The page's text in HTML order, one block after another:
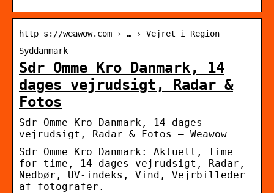
http s://weawow.com › … › Vejret i Region
Syddanmark
Sdr Omme Kro Danmark, 14
dages vejrudsigt, Radar &
Fotos
Sdr Omme Kro Danmark, 14 dages
vejrudsigt, Radar & Fotos – Weawow
Sdr Omme Kro Danmark: Aktuelt, Time
for time, 14 dages vejrudsigt, Radar,
Nedbør, UV-indeks, Vind, Vejrbilleder
af fotografer.